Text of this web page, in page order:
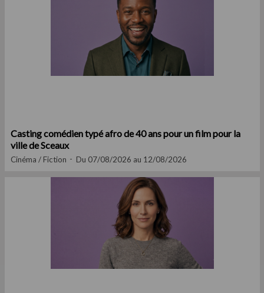
Casting comédien typé afro de 40 ans pour un film pour la
ville de Sceaux
Cinéma / Fiction Du 07/08/2026 au 12/08/2026